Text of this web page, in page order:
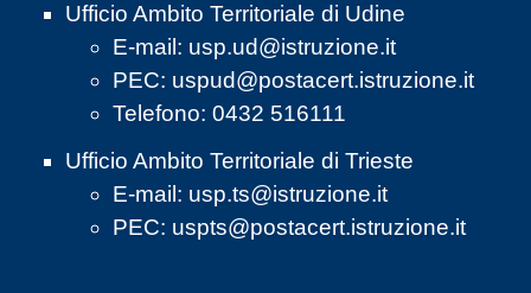
Ufficio Ambito Territoriale di Udine
E-mail: usp.ud@istruzione.it
PEC: uspud@postacert.istruzione.it
Telefono: 0432 516111
Ufficio Ambito Territoriale di Trieste
E-mail: usp.ts@istruzione.it
PEC: uspts@postacert.istruzione.it